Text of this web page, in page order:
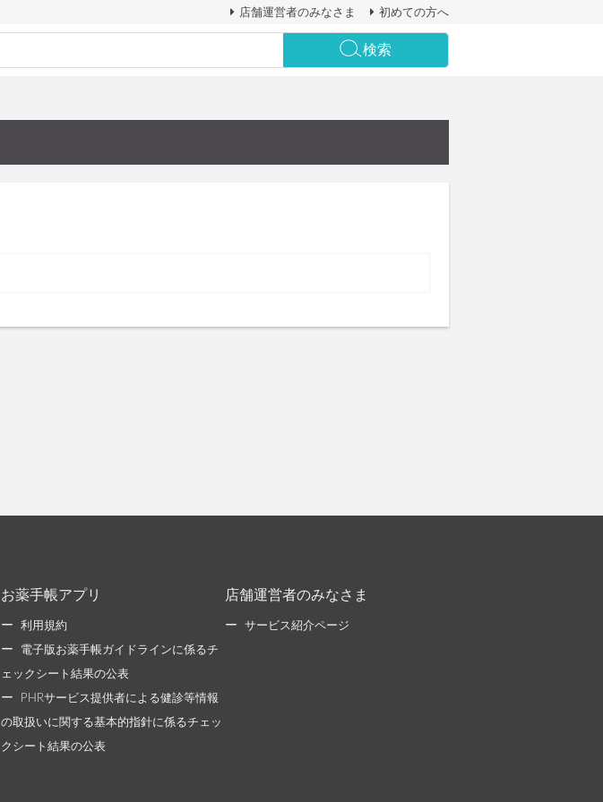
店舗運営者のみなさま 初めての方へ
検索
お薬手帳アプリ
利用規約
電子版お薬手帳ガイドラインに係るチ
ェックシート結果の公表
PHRサービス提供者による健診等情報
の取扱いに関する基本的指針に係るチェッ
クシート結果の公表
店舗運営者のみなさま
サービス紹介ページ